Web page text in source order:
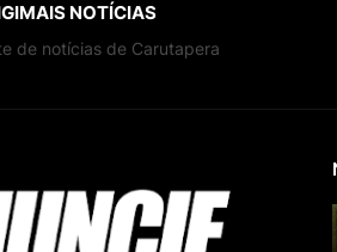
NOTÍCIAS
de notícias de Carutapera